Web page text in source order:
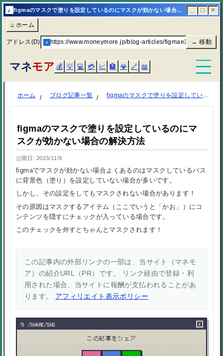
e figmaのマスクで塗りを設定しているのにマスクが効かない場合の解決方法 | マネモア ☐ ✕
⌂ ホーム
アドレス(D) e https://www.moneymore.jp/blog-articles/ → 移動
マネモア 💰 💡 💻 💳 📈 🏦 💎 🔗 📖
ホーム ブログ記事一覧 figmaのマスクで塗りを設定しているのにマスクが効かない場合の解決方法
figmaのマスクで塗りを設定しているのにマ
スクが効かない場合の解決方法
公開日: 2023/11/9
figmaでマスクが効かない場合よくあるのはマスクしているパス
に背景色（塗り）を設定していない場合が多いです。
しかし、その設定をしてもマスクされない場合があります！
その原因はマスクするアイテム（ここでいうと「かお」）にコ
ンテンツを隠すにチェックが入っている場合です。
このチェックを外すとちゃんとマスクされます！
この記事内の外部リンクの一部は、当サイト（マネモ
ア）の紹介URL（PR）です。 リンク経由で登録・利
用された場合、当サイトに報酬が支払われることがあ
ります。 アフィリエイト表示ポリシー
/SHARE/SNS ×
この記事をシェア